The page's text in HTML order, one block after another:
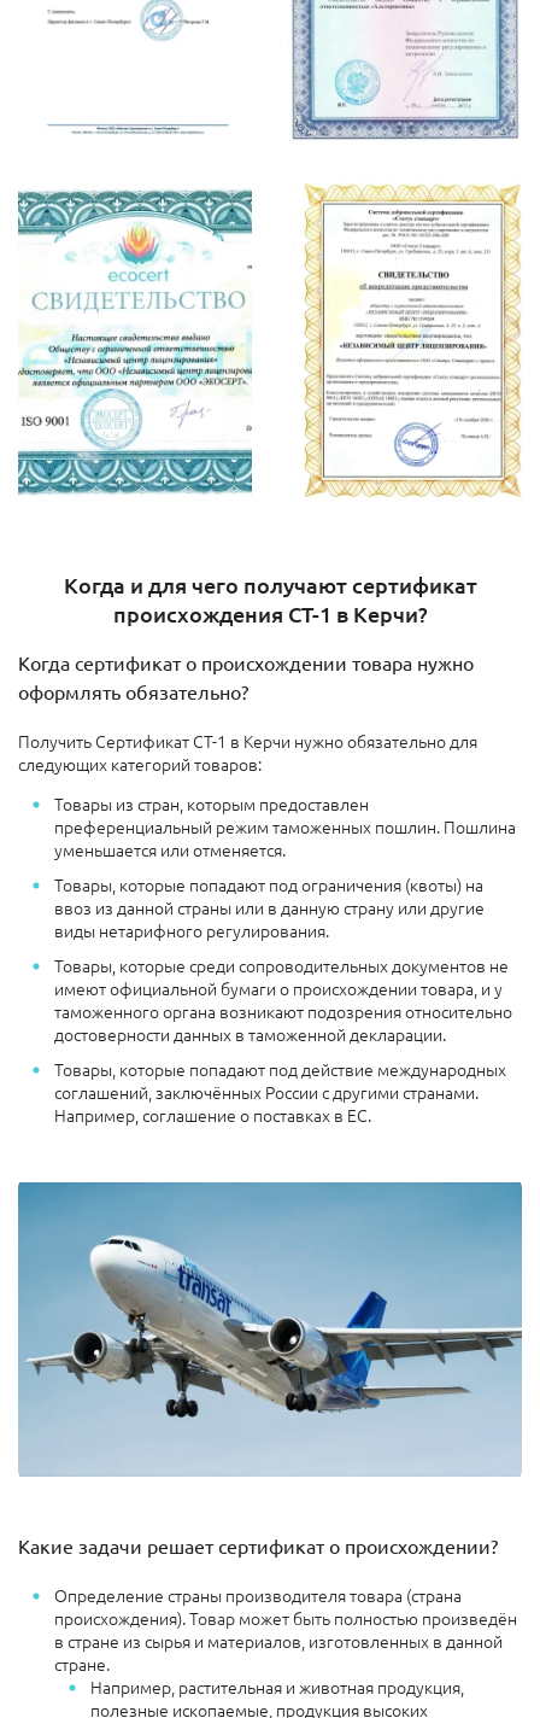
Когда и для чего получают сертификат
происхождения СТ-1 в Керчи?
Когда сертификат о происхождении товара нужно
оформлять обязательно?
Получить Сертификат СТ-1 в Керчи нужно обязательно для
следующих категорий товаров:
Товары из стран, которым предоставлен
преференциальный режим таможенных пошлин. Пошлина
уменьшается или отменяется.
Товары, которые попадают под ограничения (квоты) на
ввоз из данной страны или в данную страну или другие
виды нетарифного регулирования.
Товары, которые среди сопроводительных документов не
имеют официальной бумаги о происхождении товара, и у
таможенного органа возникают подозрения относительно
достоверности данных в таможенной декларации.
Товары, которые попадают под действие международных
соглашений, заключённых России с другими странами.
Например, соглашение о поставках в ЕС.
Какие задачи решает сертификат о происхождении?
Определение страны производителя товара (страна
происхождения). Товар может быть полностью произведён
в стране из сырья и материалов, изготовленных в данной
стране.
Например, растительная и животная продукция,
полезные ископаемые, продукция высоких